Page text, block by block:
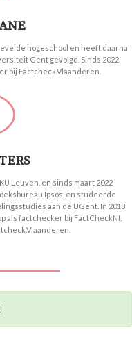
hogeschool en heeft daarna
Gent gevolgd. Sinds 2022
bij Factcheck.Vlaanderen.
Leuven, en sinds maart 2022
Ipsos, en studeerde
aan de UGent. In 2018
als factchecker bij FactCheckNI.